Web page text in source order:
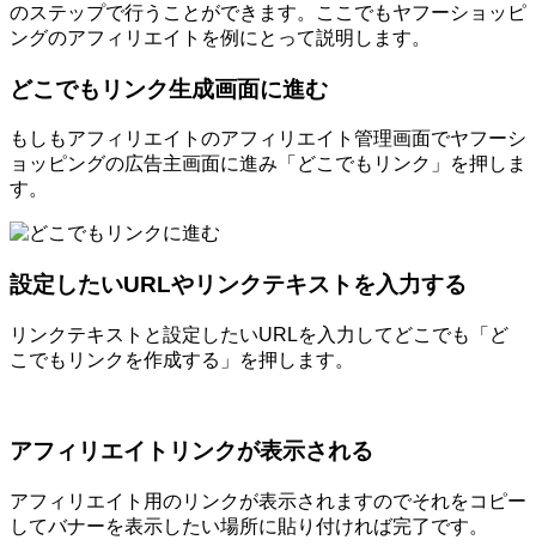
のステップで行うことができます。ここでもヤフーショッピ
ングのアフィリエイトを例にとって説明します。
どこでもリンク生成画面に進む
もしもアフィリエイトのアフィリエイト管理画面でヤフーシ
ョッピングの広告主画面に進み「どこでもリンク」を押しま
す。
設定したいURLやリンクテキストを入力する
リンクテキストと設定したいURLを入力してどこでも「ど
こでもリンクを作成する」を押します。
アフィリエイトリンクが表示される
アフィリエイト用のリンクが表示されますのでそれをコピー
してバナーを表示したい場所に貼り付ければ完了です。